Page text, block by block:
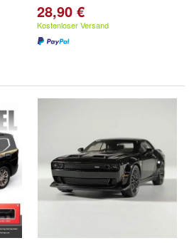
28,90 €
Kostenloser Versand